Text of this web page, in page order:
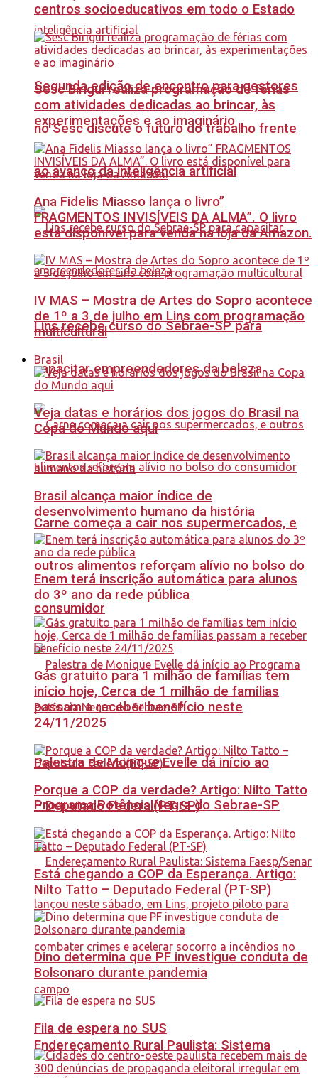
Segunda edição de encontro para gestores
no Sesc discute o futuro do trabalho frente
ao avanço da inteligência artificial
Lins recebe curso do Sebrae-SP para
capacitar empreendedores da beleza
Carne começa a cair nos supermercados, e
outros alimentos reforçam alívio no bolso do
consumidor
Palestra de Monique Evelle dá início ao
Programa Potência Negra do Sebrae-SP
Endereçamento Rural Paulista: Sistema
centros socioeducativos em todo o Estado
Sesc Birigui realiza programação de férias
com atividades dedicadas ao brincar, às
experimentações e ao imaginário
Ana Fidelis Miasso lança o livro”
FRAGMENTOS INVISÍVEIS DA ALMA”. O livro
está disponível para venda na loja da Amazon.
IV MAS – Mostra de Artes do Sopro acontece
de 1º a 3 de julho em Lins com programação
multicultural
Brasil
Veja datas e horários dos jogos do Brasil na
Copa do Mundo aqui
Brasil alcança maior índice de
desenvolvimento humano da história
Enem terá inscrição automática para alunos
do 3º ano da rede pública
Gás gratuito para 1 milhão de famílias tem
início hoje, Cerca de 1 milhão de famílias
passam a receber benefício neste
24/11/2025
Porque a COP da verdade? Artigo: Nilto Tatto
– Deputado Federal(PT-SP)
Está chegando a COP da Esperança. Artigo:
Nilto Tatto – Deputado Federal (PT-SP)
Dino determina que PF investigue conduta de
Bolsonaro durante pandemia
Fila de espera no SUS